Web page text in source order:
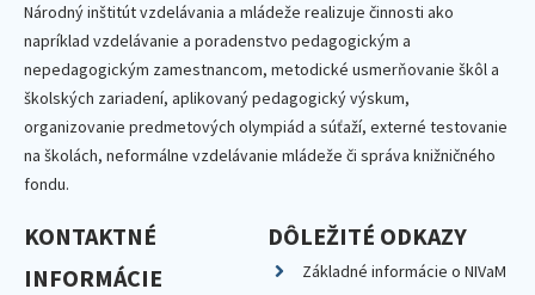
Národný inštitút vzdelávania a mládeže realizuje činnosti ako
napríklad vzdelávanie a poradenstvo pedagogickým a
nepedagogickým zamestnancom, metodické usmerňovanie škôl a
školských zariadení, aplikovaný pedagogický výskum,
organizovanie predmetových olympiád a súťaží, externé testovanie
na školách, neformálne vzdelávanie mládeže či správa knižničného
fondu.
KONTAKTNÉ
INFORMÁCIE
DÔLEŽITÉ ODKAZY
Základné informácie o NIVaM